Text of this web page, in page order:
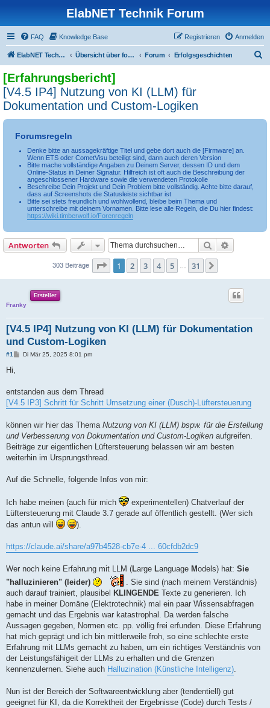
ElabNET Technik Forum
FAQ Knowledge Base Anmelden
Registrieren
ElabNET Technik Forum Übersicht über forum.timberwolf.io Forum Erfolgsgeschichten
[Erfahrungsbericht]
[V4.5 IP4] Nutzung von KI (LLM) für
Dokumentation und Custom-Logiken
Forumsregeln
Denke bitte an aussagekräftige Titel und gebe dort auch die [Firmware] an.
Wenn ETS oder CometVisu beteiligt sind, dann auch deren Version
Bitte mache vollständige Angaben zu Deinem Server, dessen ID und dem
Online-Status in Deiner Signatur. Hilfreich ist oft auch die Beschreibung der
angeschlossener Hardware sowie die verwendeten Protokolle
Beschreibe Dein Projekt und Dein Problem bitte vollständig. Achte bitte darauf,
dass auf Screenshots die Statusleiste sichtbar ist
Bitte sei stets freundlich und wohlwollend, bleibe beim Thema und
unterschreibe mit deinem Vornamen. Bitte lese alle Regeln, die Du hier findest:
https://wiki.timberwolf.io/Forenregeln
Antworten Suche
303 Beiträge Seite 1von 31
1 2 3 4 5 31
Ersteller
Franky
[V4.5 IP4] Nutzung von KI (LLM) für Dokumentation
und Custom-Logiken
#1
B
a
Di Mär 25, 2025 8:01 pm
Hi,
entstanden aus dem Thread
[V4.5 IP3] Schritt für Schritt Umsetzung einer (Dusch)-Lüftersteuerung
können wir hier das Thema Nutzung von KI (LLM) bspw. für die Erstellung
und Verbesserung von Dokumentation und Custom-Logiken aufgreifen.
Beiträge zur eigentlichen Lüftersteuerung belassen wir am besten
weiterhin im Ursprungsthread.
Auf die Schnelle, folgende Infos von mir:
Ich habe meinen (auch für mich
experimentellen) Chatverlauf der
Lüftersteuerung mit Claude 3.7 gerade auf öffentlich gestellt. (Wer sich
das antun will
).
https://claude.ai/share/a97b4528-cb7e-4 ... 60cfdb2dc9
Wer noch keine Erfahrung mit LLM (Large Language Models) hat: Sie
"halluzinieren" (leider)
. Sie sind (nach meinem Verständnis)
auch darauf trainiert, plausibel KLINGENDE Texte zu generieren. Ich
habe in meiner Domäne (Elektrotechnik) mal ein paar Wissensabfragen
gemacht und das Ergebnis war katastrophal. Da werden falsche
Aussagen gegeben, Normen etc. pp. völlig frei erfunden. Diese Erfahrung
hat mich geprägt und ich bin mittlerweile froh, so eine schlechte erste
Erfahrung mit LLMs gemacht zu haben, um ein richtiges Verständnis von
der Leistungsfähigeit der LLMs zu erhalten und die Grenzen
kennenzulernen. Siehe auch Halluzination (Künstliche Intelligenz).
Nun ist der Bereich der Softwareentwicklung aber (tendentiell) gut
geeignet für KI, da die Korrektheit der Ergebnisse (Code) durch Tests /